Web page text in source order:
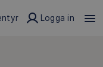
Logga in